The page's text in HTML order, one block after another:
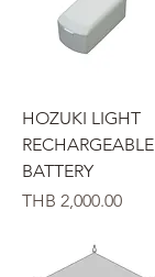
HOZUKI LIGHT
RECHARGEABLE
BATTERY
Price
THB 2,000.00